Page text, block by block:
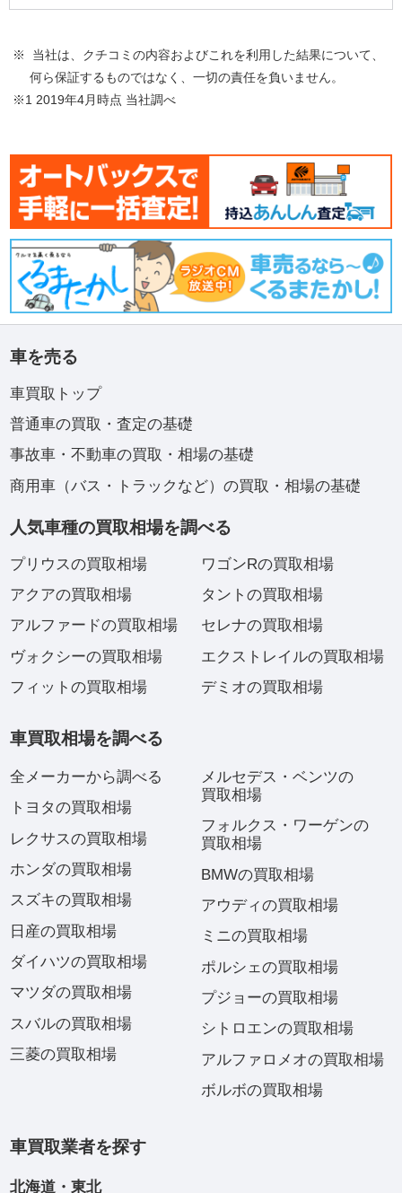
※ 当社は、クチコミの内容およびこれを利用した結果について、
何ら保証するものではなく、一切の責任を負いません。
※1 2019年4月時点 当社調べ
車を売る
車買取トップ
普通車の買取・査定の基礎
事故車・不動車の買取・相場の基礎
商用車（バス・トラックなど）の買取・相場の基礎
人気車種の買取相場を調べる
プリウスの買取相場
アクアの買取相場
アルファードの買取相場
ヴォクシーの買取相場
フィットの買取相場
ワゴンRの買取相場
タントの買取相場
セレナの買取相場
エクストレイルの買取相場
デミオの買取相場
車買取相場を調べる
全メーカーから調べる
トヨタの買取相場
レクサスの買取相場
ホンダの買取相場
スズキの買取相場
日産の買取相場
ダイハツの買取相場
マツダの買取相場
スバルの買取相場
三菱の買取相場
メルセデス・ベンツの
買取相場
フォルクス・ワーゲンの
買取相場
BMWの買取相場
アウディの買取相場
ミニの買取相場
ポルシェの買取相場
プジョーの買取相場
シトロエンの買取相場
アルファロメオの買取相場
ボルボの買取相場
車買取業者を探す
北海道・東北